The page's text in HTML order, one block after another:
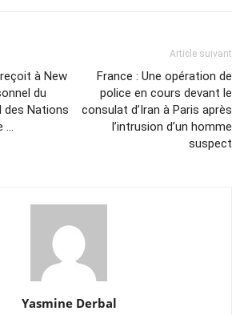
à New
du
des Nations
Article suivant
France : Une opération de
police en cours devant le
consulat d’Iran à Paris après
l’intrusion d’un homme
suspect
Yasmine Derbal